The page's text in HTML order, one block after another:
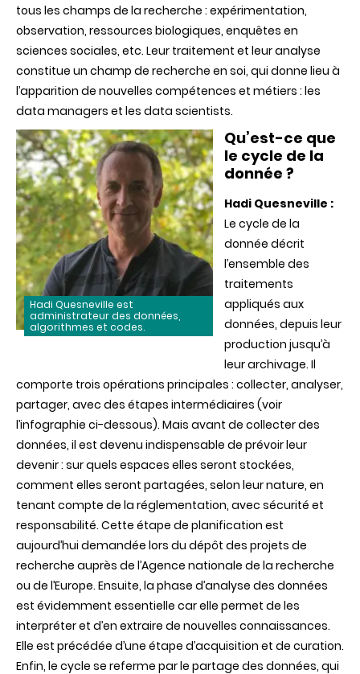
tous les champs de la recherche : expérimentation,
observation, ressources biologiques, enquêtes en
sciences sociales, etc. Leur traitement et leur analyse
constitue un champ de recherche en soi, qui donne lieu à
l’apparition de nouvelles compétences et métiers : les
data managers et les data scientists.
Hadi Quesneville est
administrateur des données,
algorithmes et codes.
Qu’est-ce que
le cycle de la
donnée ?
Hadi Quesneville :
Le cycle de la
donnée décrit
l’ensemble des
traitements
appliqués aux
données, depuis leur
production jusqu’à
leur archivage. Il
comporte trois opérations principales : collecter, analyser,
partager, avec des étapes intermédiaires (voir
l’infographie ci-dessous). Mais avant de collecter des
données, il est devenu indispensable de prévoir leur
devenir : sur quels espaces elles seront stockées,
comment elles seront partagées, selon leur nature, en
tenant compte de la réglementation, avec sécurité et
responsabilité. Cette étape de planification est
aujourd’hui demandée lors du dépôt des projets de
recherche auprès de l’Agence nationale de la recherche
ou de l’Europe. Ensuite, la phase d’analyse des données
est évidemment essentielle car elle permet de les
interpréter et d’en extraire de nouvelles connaissances.
Elle est précédée d’une étape d’acquisition et de curation.
Enfin, le cycle se referme par le partage des données, qui